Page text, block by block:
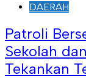
DAERAH
Patroli
Sekolah
Tekankan